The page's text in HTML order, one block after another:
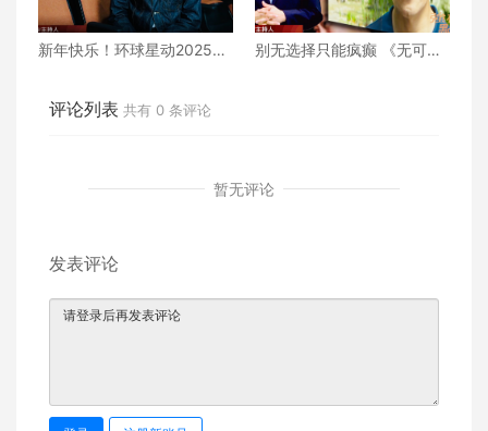
新年快乐！环球星动2025年
别无选择只能疯癫 《无可奈
评论列表 共有 0 条评论
暂无评论
发表评论